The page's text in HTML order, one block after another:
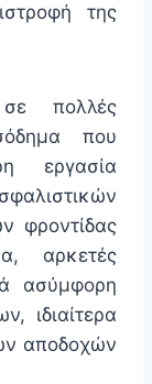
της
πολλές
που
εργασία
φροντίδας
αρκετές
ασύμφορη
ιδιαίτερα
αποδοχών